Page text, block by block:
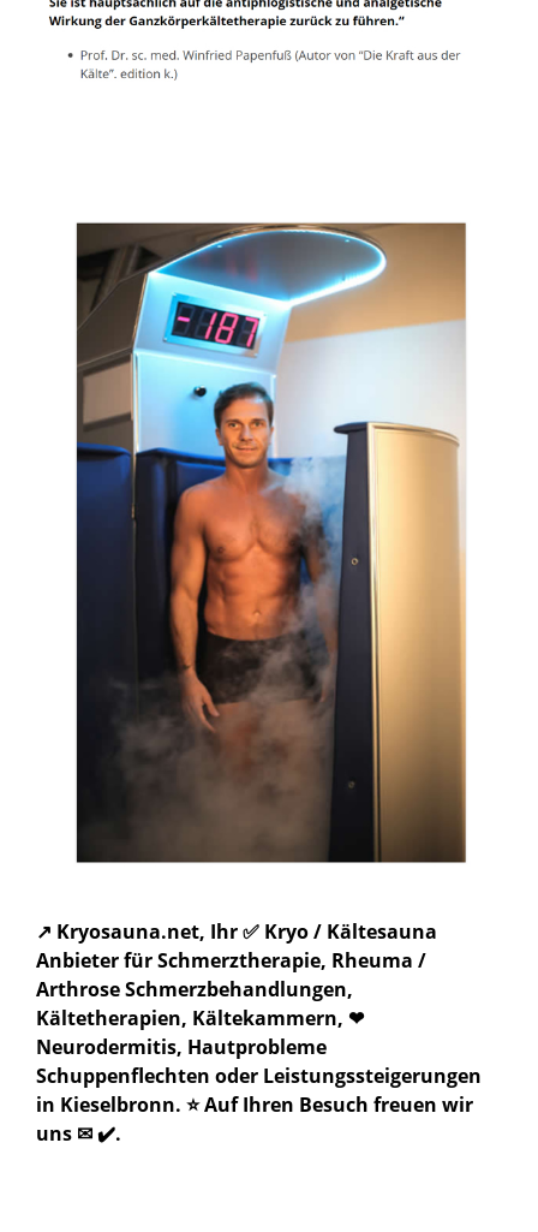
↗️ Kryosauna.net, Ihr ✅ Kryo / Kältesauna
Anbieter für Schmerztherapie, Rheuma /
Arthrose Schmerzbehandlungen,
Kältetherapien, Kältekammern, ❤
Neurodermitis, Hautprobleme
Schuppenflechten oder Leistungssteigerungen
in Kieselbronn. ⭐ Auf Ihren Besuch freuen wir
uns ✉ ✔️.